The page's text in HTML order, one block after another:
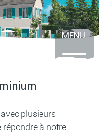
MENU
plusieurs
répondre à notre